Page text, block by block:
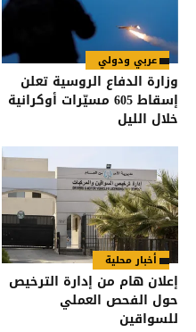
عربي ودولي
وزارة الدفاع الروسية تعلن
إسقاط 605 مسيّرات أوكرانية
خلال الليل
أخبار محلية
إعلان هام من إدارة الترخيص
حول الفحص العملي
للسواقين